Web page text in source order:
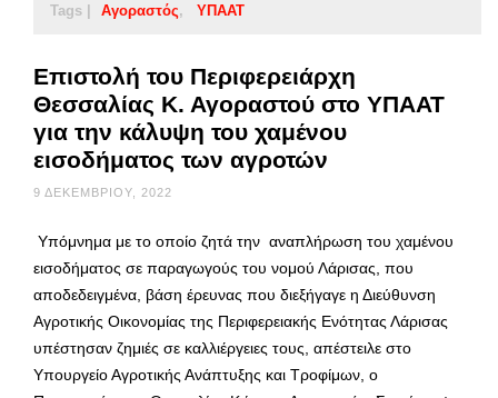
Tags | Αγοραστός ΥΠΑΑΤ
Επιστολή του Περιφερειάρχη
Θεσσαλίας Κ. Αγοραστού στο ΥΠΑΑΤ
για την κάλυψη του χαμένου
εισοδήματος των αγροτών
9 ΔΕΚΕΜΒΡΊΟΥ, 2022
Υπόμνημα με το οποίο ζητά την αναπλήρωση του χαμένου
εισοδήματος σε παραγωγούς του νομού Λάρισας, που
αποδεδειγμένα, βάση έρευνας που διεξήγαγε η Διεύθυνση
Αγροτικής Οικονομίας της Περιφερειακής Ενότητας Λάρισας
υπέστησαν ζημιές σε καλλιέργειες τους, απέστειλε στο
Υπουργείο Αγροτικής Ανάπτυξης και Τροφίμων, ο